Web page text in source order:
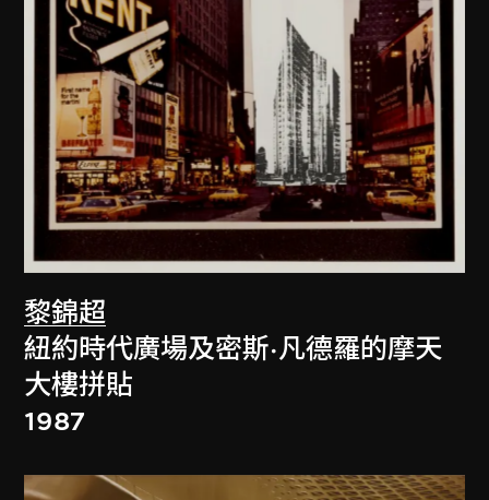
黎錦超
紐約時代廣場及密斯·凡德羅的摩天
大樓拼貼
1987